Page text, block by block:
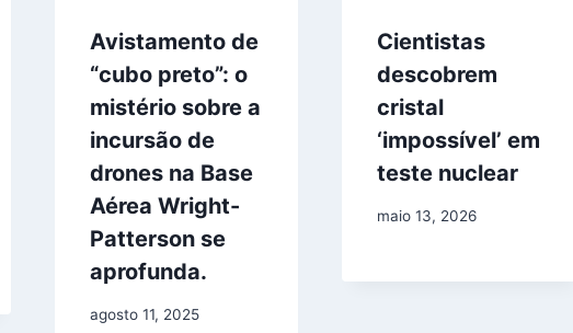
Avistamento de
“cubo preto”: o
mistério sobre a
incursão de
drones na Base
Aérea Wright-
Patterson se
aprofunda.
agosto 11, 2025
Cientistas
descobrem
cristal
‘impossível’ em
teste nuclear
maio 13, 2026